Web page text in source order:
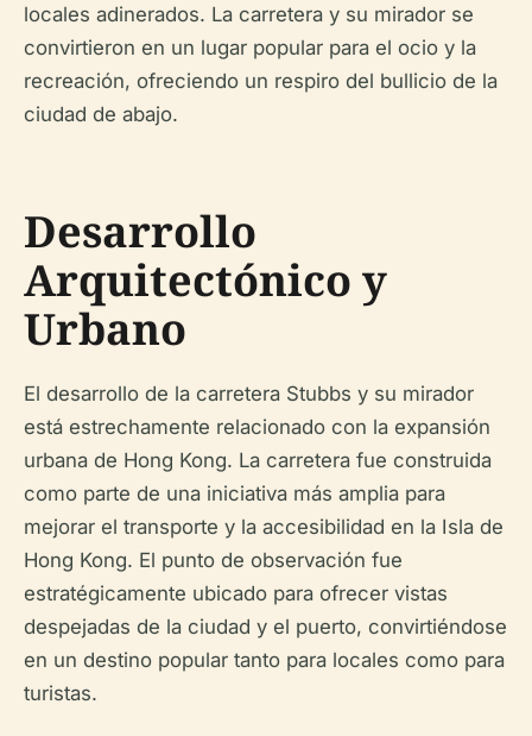
locales adinerados. La carretera y su mirador se
convirtieron en un lugar popular para el ocio y la
recreación, ofreciendo un respiro del bullicio de la
ciudad de abajo.
Desarrollo
Arquitectónico y
Urbano
El desarrollo de la carretera Stubbs y su mirador
está estrechamente relacionado con la expansión
urbana de Hong Kong. La carretera fue construida
como parte de una iniciativa más amplia para
mejorar el transporte y la accesibilidad en la Isla de
Hong Kong. El punto de observación fue
estratégicamente ubicado para ofrecer vistas
despejadas de la ciudad y el puerto, convirtiéndose
en un destino popular tanto para locales como para
turistas.